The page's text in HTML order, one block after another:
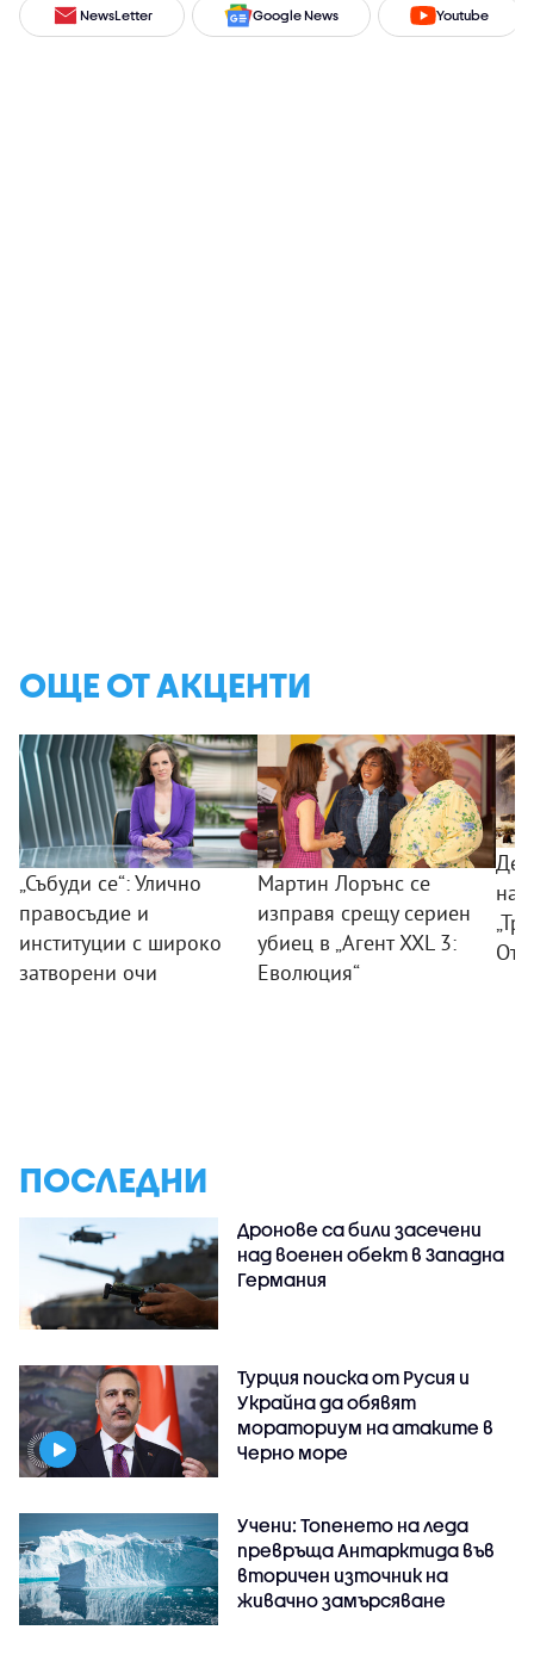
NewsLetter Google News Youtube
ОЩЕ ОТ АКЦЕНТИ
„Събуди се“: Улично
правосъдие и
институции с широко
затворени очи
Мартин Лорънс се
изправя срещу сериен
убиец в „Агент XXL 3:
Еволюция“
на
ПОСЛЕДНИ
Дронове са били засечени
над военен обект в Западна
Германия
Турция поиска от Русия и
Украйна да обявят
мораториум на атаките в
Черно море
Учени: Топенето на леда
превръща Антарктида във
вторичен източник на
живачно замърсяване